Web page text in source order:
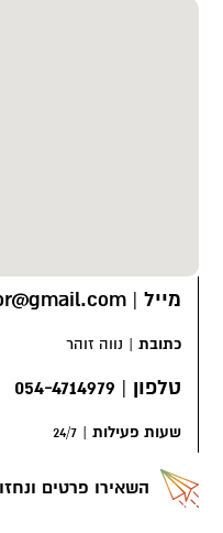
מייל |
כתובת | נווה זוהר
טלפון |
054-4714979
שעות פעילות |
24/7
השאירו פרטים